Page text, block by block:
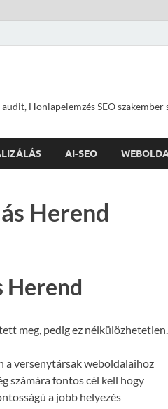
Honlapelemzés SEO szakember
AI-SEO
Herend
Herend
meg, pedig ez nélkülözhetetlen.
a versenytársak weboldalaihoz
számára fontos cél kell hogy
a jobb helyezés